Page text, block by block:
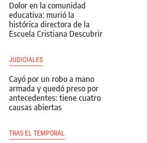
Dolor en la comunidad
educativa: murió la
histórica directora de la
Escuela Cristiana Descubrir
JUDICIALES
Cayó por un robo a mano
armada y quedó preso por
antecedentes: tiene cuatro
causas abiertas
TRAS EL TEMPORAL